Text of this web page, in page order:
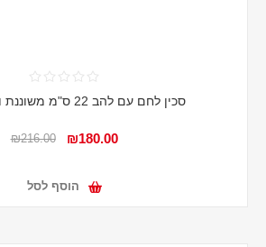
סכין לחם עם להב 22 ס"מ משוננת ויקטורינוקס
₪180.00
₪216.00
הוסף לסל